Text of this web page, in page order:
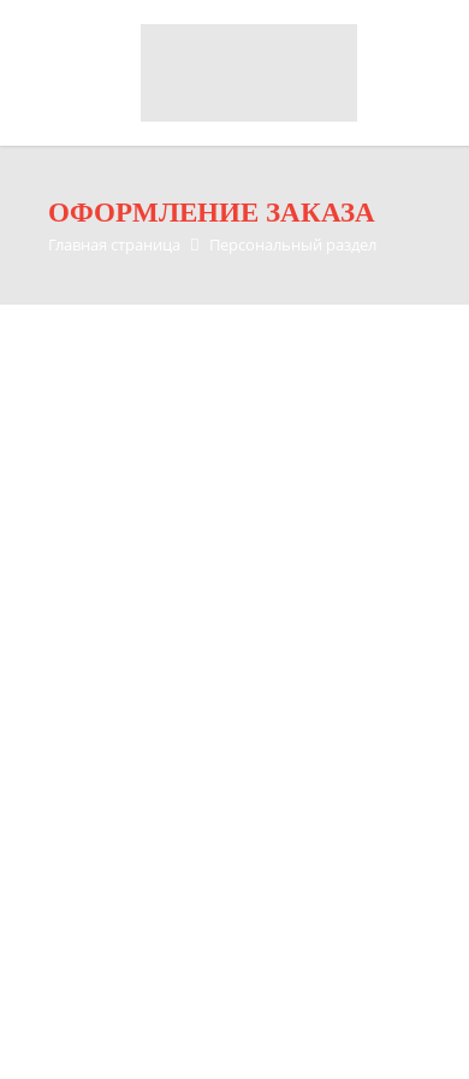
ОФОРМЛЕНИЕ ЗАКАЗА
Главная страница Персональный раздел